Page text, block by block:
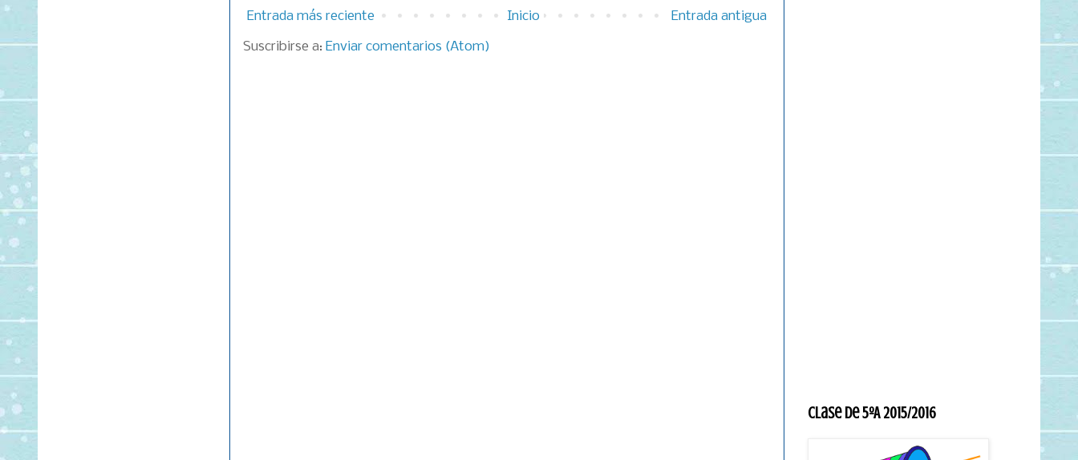
Entrada más reciente Entrada antigua
Inicio
Suscribirse a: Enviar comentarios (Atom)
Clase de 5ºA 2015/2016